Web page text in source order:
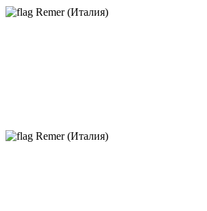
Remer (Италия)
Remer (Италия)